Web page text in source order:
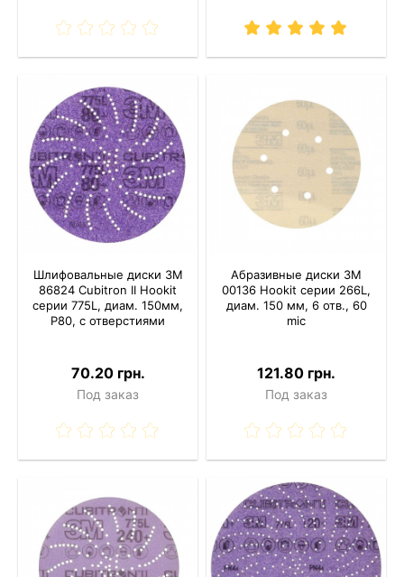
Шлифовальные диски 3M
86824 Cubitron II Hookit
серии 775L, диам. 150мм,
P80, с отверстиями
70.20 грн.
Под заказ
Абразивные диски 3M
00136 Hookit серии 266L,
диам. 150 мм, 6 отв., 60
mic
121.80 грн.
Под заказ